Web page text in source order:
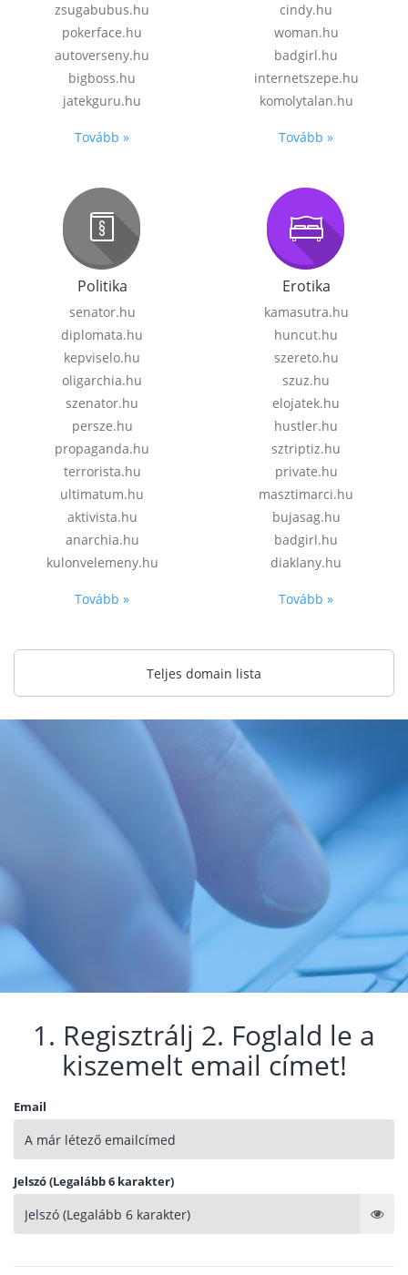
zsugabubus.hu
pokerface.hu
autoverseny.hu
bigboss.hu
jatekguru.hu
Tovább »
cindy.hu
woman.hu
badgirl.hu
internetszepe.hu
komolytalan.hu
Tovább »
Politika
senator.hu
diplomata.hu
kepviselo.hu
oligarchia.hu
szenator.hu
persze.hu
propaganda.hu
terrorista.hu
ultimatum.hu
aktivista.hu
anarchia.hu
kulonvelemeny.hu
Tovább »
Erotika
kamasutra.hu
huncut.hu
szereto.hu
szuz.hu
elojatek.hu
hustler.hu
sztriptiz.hu
private.hu
masztimarci.hu
bujasag.hu
badgirl.hu
diaklany.hu
Tovább »
Teljes domain lista
1. Regisztrálj 2. Foglald le a
kiszemelt email címet!
Email
Jelszó (Legalább 6 karakter)